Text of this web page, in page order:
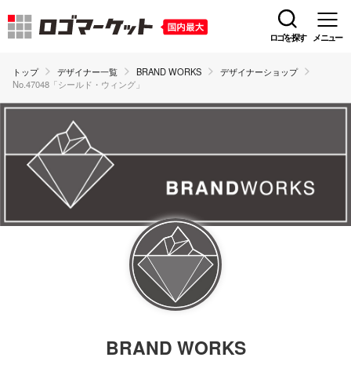
ロゴを探す メニュー
トップ デザイナー一覧 BRAND WORKS
デザイナーショップ
No.47048「シールド・ウィング」
BRAND WORKS